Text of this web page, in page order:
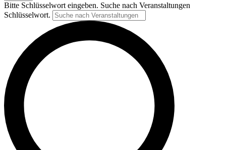
Bitte Schlüsselwort eingeben. Suche nach Veranstaltungen
Schlüsselwort.